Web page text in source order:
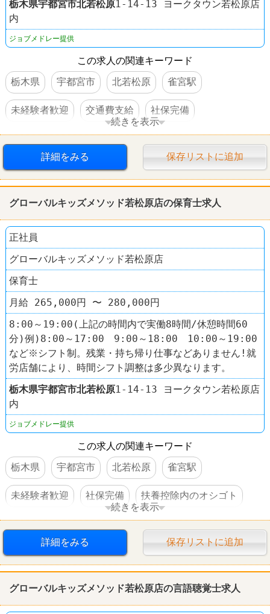
栃木県宇都宮市北若松原1-14-13 ヨークタウン若松原店
内
ジョブメドレー提供
この求人の関連キーワード
栃木県
宇都宮市 北若松原 雀宮駅
未経験者歓迎 交通費支給 社保完備
扶養控除内のオシゴト 車・バイク通勤可
続きを表示
詳細をみる 保存リストに追加
グローバルキッズメソッド若松原店の保育士求人
正社員
グローバルキッズメソッド若松原店
保育士
月給 265,000円 〜 280,000円
8:00～19:00(上記の時間内で実働8時間/休憩時間60
分)例)8:00～17:00 9:00～18:00 10:00～19:00
など※シフト制。残業・持ち帰り仕事などありません!就
労店舗により、時間シフト調整は多少異なります。
栃木県宇都宮市北若松原1-14-13 ヨークタウン若松原店
内
ジョブメドレー提供
この求人の関連キーワード
栃木県
宇都宮市 北若松原 雀宮駅
未経験者歓迎 社保完備 扶養控除内のオシゴト
制服あり 車・バイク通勤可
続きを表示
詳細をみる 保存リストに追加
グローバルキッズメソッド若松原店の言語聴覚士求人